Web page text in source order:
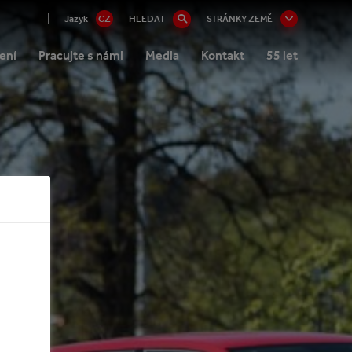
Jazyk CZ HLEDAT STRÁNKY ZEMĚ
Pracujte s námi Media Kontakt 55 let